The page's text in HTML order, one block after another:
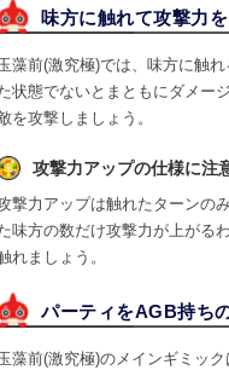
味方に触れて攻撃力
藻前(激究極)では、味方に触
状態でないとまともにダメー
を攻撃しましょう。
攻撃力アップの仕様に注
撃力アップは触れたターンの
味方の数だけ攻撃力が上がる
れましょう。
パーティをAGB持ち
藻前(激究極)のメインギミッ